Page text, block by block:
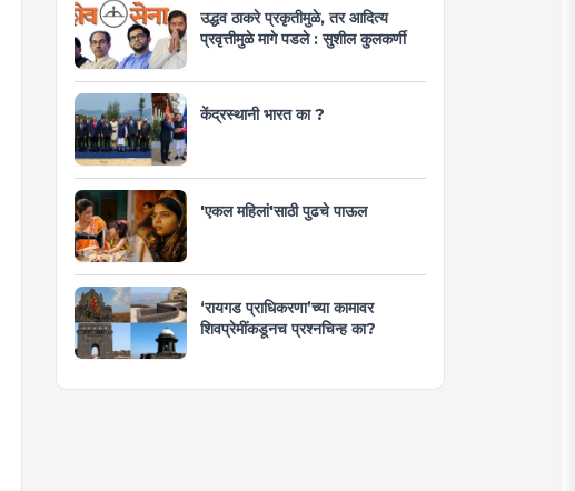
उद्धव ठाकरे प्रकृतीमुळे, तर आदित्य
प्रवृत्तीमुळे मागे पडले : सुशील कुलकर्णी
केंद्रस्थानी भारत का ?
'एकल महिलां'साठी पुढचे पाऊल
‘रायगड प्राधिकरणा’च्या कामावर
शिवप्रेमींकडूनच प्रश्नचिन्ह का?